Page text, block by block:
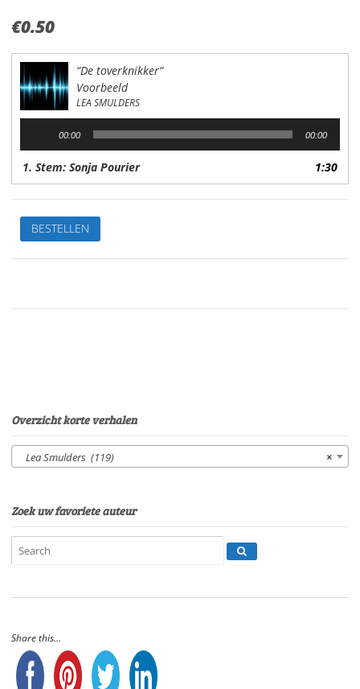
€0.50
“De toverknikker”
Voorbeeld
LEA SMULDERS
00:00 00:00
1. Stem: Sonja Pourier 1:30
De
toverknikkerVan:Lea
SmuldersStem:
07'50"
BESTELLEN
Overzicht korte verhalen
×
Lea Smulders (119)
Zoek uw favoriete auteur
Share this...